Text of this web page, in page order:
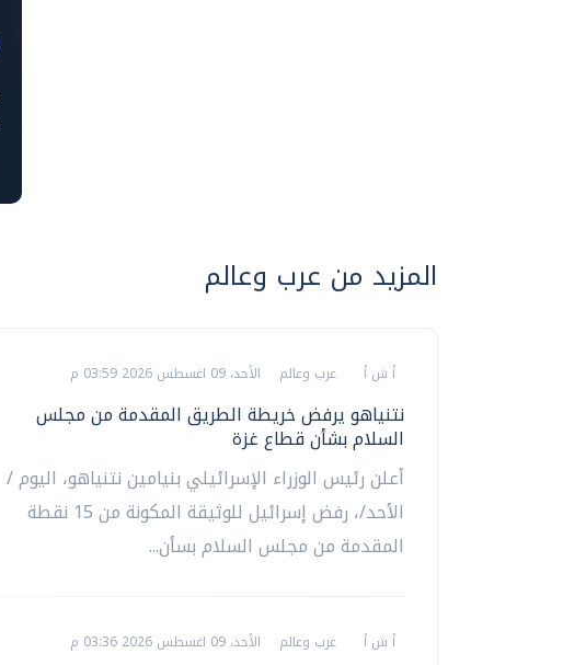
المزيد من عرب وعالم
أ ش أ عرب وعالم الأحد، 09 اغسطس 2026 03:59 م
نتنياهو يرفض خريطة الطريق المقدمة من مجلس
السلام بشأن قطاع غزة
أعلن رئيس الوزراء الإسرائيلي بنيامين نتنياهو، اليوم /
الأحد/، رفض إسرائيل للوثيقة المكونة من 15 نقطة
المقدمة من مجلس السلام بسأن...
أ ش أ عرب وعالم الأحد، 09 اغسطس 2026 03:36 م